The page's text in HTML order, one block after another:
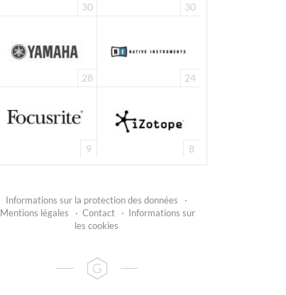
30 30
28 24
9 8
Informations sur la protection des données
·
Mentions légales
· Contact · Informations sur
les cookies